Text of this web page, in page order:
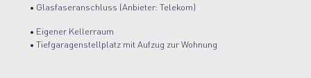
• Glasfaseranschluss (Anbieter: Telekom)
• Eigener Kellerraum
• Tiefgaragenstellplatz mit Aufzug zur Wohnung